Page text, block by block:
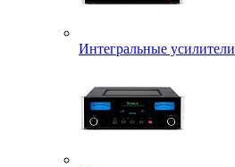
Интегральные усилители